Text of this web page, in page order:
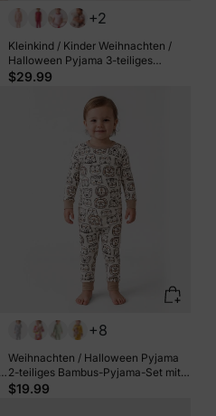
+2
Kleinkind / Kinder Weihnachten /
Halloween Pyjama 3-teiliges
Bambus Pyjama Set 2-in-1 Look für
$29.99
+8
Weihnachten / Halloween Pyjama
2-teiliges Bambus-Pyjama-Set mit
kindlichem Druck für Baby /
$19.99